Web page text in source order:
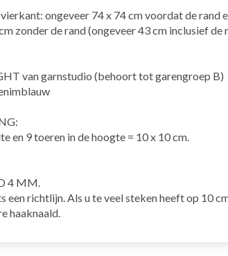
ongeveer 74 x 74 cm voordat de rand
zonder de rand (ongeveer 43 cm inclusief
van garnstudio (behoort tot garengroep B)
en 9 toeren in de hoogte = 10 x 10 cm.
4 MM.
een richtlijn. Als u te veel steken heeft op 10
haaknaald.